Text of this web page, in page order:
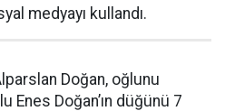
medyayı kullandı.
Doğan, oğlunu
Enes Doğan’ın düğünü 7